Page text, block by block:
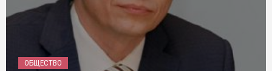
ОБЩЕСТВО